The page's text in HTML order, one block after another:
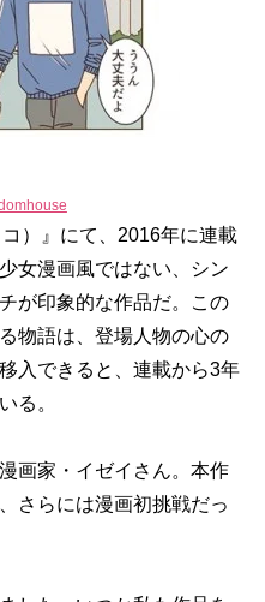
）』にて、2016年に連載
女漫画風ではない、シン
が印象的な作品だ。この
物語は、登場人物の心の
入できると、連載から3年
る。
画家・イゼイさん。本作
さらには漫画初挑戦だっ